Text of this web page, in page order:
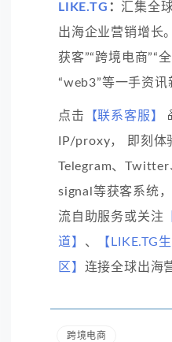
LIKE.TG ： 汇集全
出海企业营销增长
获客”“跨境电商”“
“web3”等一手资讯
点击 【联系客服】
IP/proxy， 即刻体
Telegram、Twitter
signal等获客系统
流自助服务或关注
道】 、
【LIKE.TG
区】 连接全球出海
跨境电商